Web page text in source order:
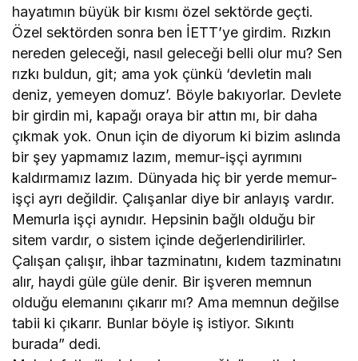
hayatımın büyük bir kısmı özel sektörde geçti.
Özel sektörden sonra ben İETT’ye girdim. Rızkın
nereden geleceği, nasıl geleceği belli olur mu? Sen
rızkı buldun, git; ama yok çünkü ‘devletin malı
deniz, yemeyen domuz’. Böyle bakıyorlar. Devlete
bir girdin mi, kapağı oraya bir attın mı, bir daha
çıkmak yok. Onun için de diyorum ki bizim aslında
bir şey yapmamız lazım, memur-işçi ayrımını
kaldırmamız lazım. Dünyada hiç bir yerde memur-
işçi ayrı değildir. Çalışanlar diye bir anlayış vardır.
Memurla işçi aynıdır. Hepsinin bağlı olduğu bir
sitem vardır, o sistem içinde değerlendirilirler.
Çalışan çalışır, ihbar tazminatını, kıdem tazminatını
alır, haydi güle güle denir. Bir işveren memnun
olduğu elemanını çıkarır mı? Ama memnun değilse
tabii ki çıkarır. Bunlar böyle iş istiyor. Sıkıntı
burada” dedi.